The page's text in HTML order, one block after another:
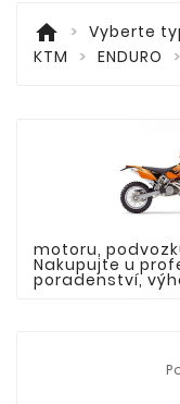
home
Vyberte
KTM
ENDURO
motoru,
Nakupujte u
poradenství,